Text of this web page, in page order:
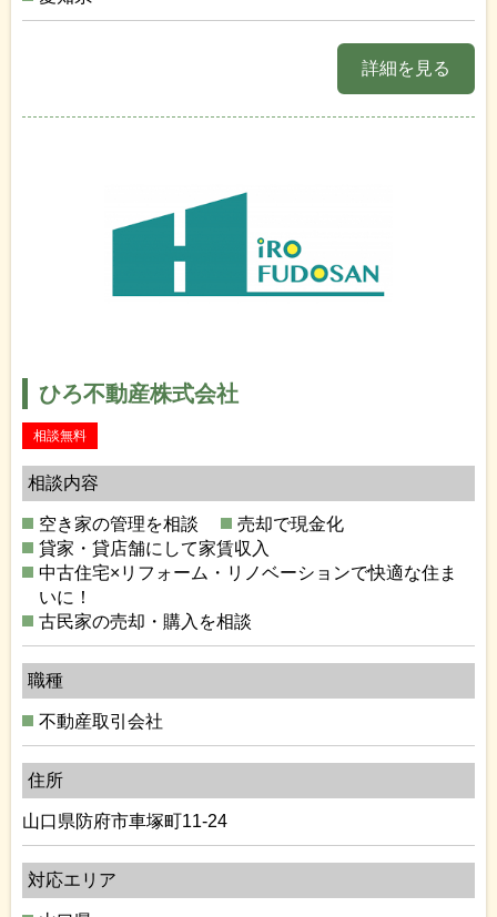
詳細を見る
ひろ不動産株式会社
相談無料
相談内容
空き家の管理を相談
売却で現金化
貸家・貸店舗にして家賃収入
中古住宅×リフォーム・リノベーションで快適な住ま
いに！
古民家の売却・購入を相談
職種
不動産取引会社
住所
山口県防府市車塚町11-24
対応エリア